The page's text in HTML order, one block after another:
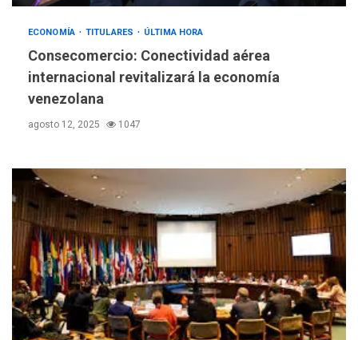
ECONOMÍA TITULARES ÚLTIMA HORA
Consecomercio: Conectividad aérea
internacional revitalizará la economía
venezolana
agosto 12, 2025 1047